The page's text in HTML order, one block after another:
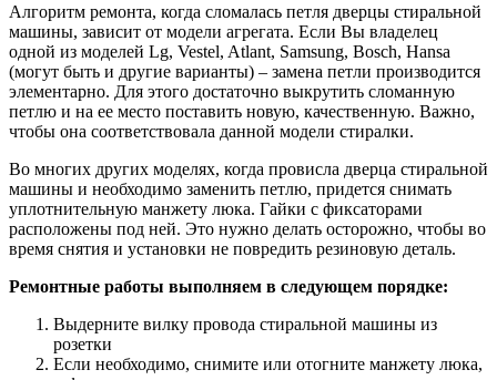
Алгоритм ремонта, когда сломалась петля дверцы стиральной
машины, зависит от модели агрегата. Если Вы владелец
одной из моделей Lg, Vestel, Atlant, Samsung, Bosch, Hansa
(могут быть и другие варианты) – замена петли производится
элементарно. Для этого достаточно выкрутить сломанную
петлю и на ее место поставить новую, качественную. Важно,
чтобы она соответствовала данной модели стиралки.
Во многих других моделях, когда провисла дверца стиральной
машины и необходимо заменить петлю, придется снимать
уплотнительную манжету люка. Гайки с фиксаторами
расположены под ней. Это нужно делать осторожно, чтобы во
время снятия и установки не повредить резиновую деталь.
Ремонтные работы выполняем в следующем порядке:
Выдерните вилку провода стиральной машины из
розетки
Если необходимо, снимите или отогните манжету люка,